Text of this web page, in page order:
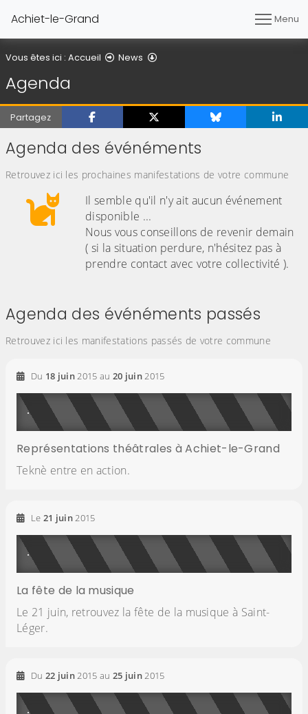
Achiet-le-Grand Menu
Vous êtes ici : Accueil News
Agenda
Partagez
Agenda des événéments
Retrouvez ici les prochaines manifestations de votre commune
Il semble qu'il n'y ait aucun événement
disponible ...
Nous vous conseillons de revenir demain
( si la situation perdure, n'hésitez pas à
prendre contact avec votre collectivité ).
Agenda des événéments passés
Retrouvez ici les manifestations passés de votre commune
Du 18 juin2015 au 20 juin2015
Représentations théâtrales à Achiet-le-Grand
Teknè entre en action.
Le 21 juin2015
La fête de la musique
Le 21 juin, retrouvez la fête de la musique à Saint-
Léger.
Du 22 juin2015 au 25 juin2015